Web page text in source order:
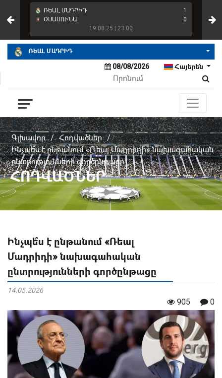
ՌԵԱԼ ՄԱԴՐԻԴ
1
ՕՍԱՍՈՒՆԱ
0
19.08.25 | 23:00
ՌԵԱԼ ՄԱԴՐԻԴ
Հայերեն
08/08/2026
Գլխավոր / Հոդվածներ /
Ինչպե՞ս է ընթանում «Ռեալ Մադրիդի» նախագահական
ընտրությունների գործընթացը
ՀՈԴՎԱԾՆԵՐ
Ինչպե՞ս է ընթանում «Ռեալ
Մադրիդի» նախագահական
ընտրությունների գործընթացը
14.05.2026
905 0